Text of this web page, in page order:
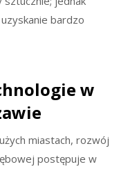
bardzo
w
miastach, rozwój
postępuje w